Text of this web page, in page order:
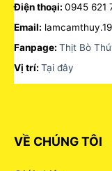
Điện thoại: 0945 621
Email:
Fanpage: Thịt Bò
Vị trí: Tại đây
VỀ CHÚNG TÔI